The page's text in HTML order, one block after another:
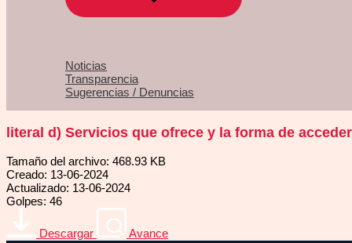
Noticias
Transparencia
Sugerencias / Denuncias
literal d) Servicios que ofrece y la forma de
Tamaño del archivo: 468.93 KB
Creado: 13-06-2024
Actualizado: 13-06-2024
Golpes: 46
Descargar Avance